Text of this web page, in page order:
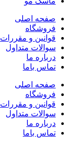
صفحه اصلی
فروشگاه
قوانین و مقررات
سوالات متداول
درباره ما
تماس باما
صفحه اصلی
فروشگاه
قوانین و مقررات
سوالات متداول
درباره ما
تماس باما